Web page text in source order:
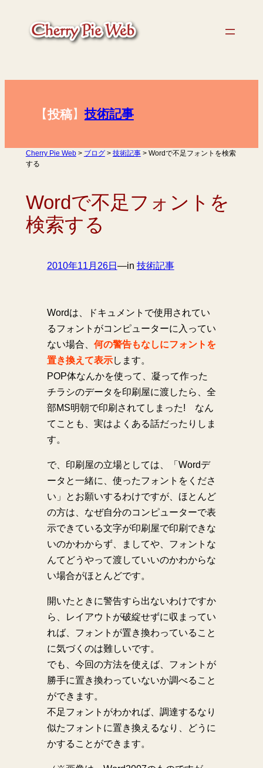
ッ
【投稿】技術記事
Cherry Pie Web> ブログ> 技術記事> Wordで不足フォントを検索
する
Wordで不足フォントを
検索する
2010年11月26日 —in 技術記事
Wordは、ドキュメントで使用されてい
るフォントがコンピューターに入ってい
ない場合、 何の警告もなしにフォントを
置き換えて表示します。
POP体なんかを使って、凝って作った
チラシのデータを印刷屋に渡したら、全
部MS明朝で印刷されてしまった! なん
てことも、実はよくある話だったりしま
す。
で、印刷屋の立場としては、「Wordデ
ータと一緒に、使ったフォントをくださ
い」とお願いするわけですが、ほとんど
の方は、なぜ自分のコンピューターで表
示できている文字が印刷屋で印刷できな
いのかわからず、ましてや、フォントな
んてどうやって渡していいのかわからな
い場合がほとんどです。
開いたときに警告すら出ないわけですか
ら、レイアウトが破綻せずに収まってい
れば、フォントが置き換わっていること
に気づくのは難しいです。
でも、今回の方法を使えば、フォントが
勝手に置き換わっていないか調べること
ができます。
不足フォントがわかれば、調達するなり
似たフォントに置き換えるなり、どうに
かすることができます。